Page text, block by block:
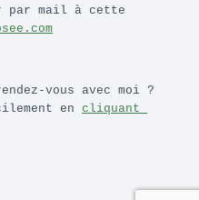
par mail à cette
vous avec moi ?
en cliquant